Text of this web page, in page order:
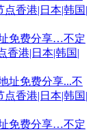
址免费分享…不定
香港|日本|韩国|
址免费分享…不定